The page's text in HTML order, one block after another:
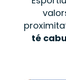
té